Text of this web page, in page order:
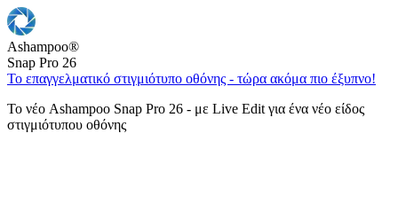
Ashampoo®
Snap Pro 26
Το επαγγελματικό στιγμιότυπο οθόνης - τώρα ακόμα πιο έξυπνο!
Το νέο Ashampoo Snap Pro 26 - με Live Edit για ένα νέο είδος
στιγμιότυπου οθόνης